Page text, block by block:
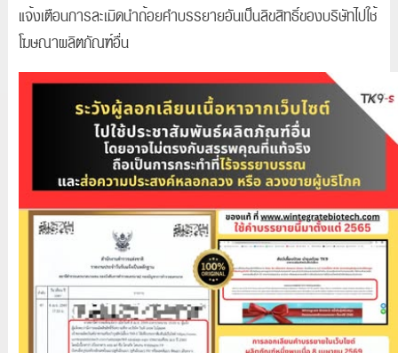
แจ้งเตือนการละเมิดนำถ้อยคำบรรยายอันเป็นลิขสิทธิ์ของบริษัทไปใช้
โฆษณาผลิตภัณฑ์อื่น